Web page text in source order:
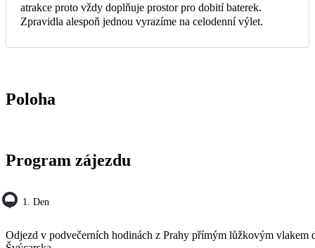
atrakce proto vždy doplňuje prostor pro dobití baterek.
Zpravidla alespoň jednou vyrazíme na celodenní výlet.
Poloha
Program zájezdu
1. Den
Odjezd v podvečerních hodinách z Prahy přímým lůžkovým vlakem